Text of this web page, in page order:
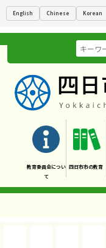
English Chinese Korean
教育委員会につい
て
四日市市の教育